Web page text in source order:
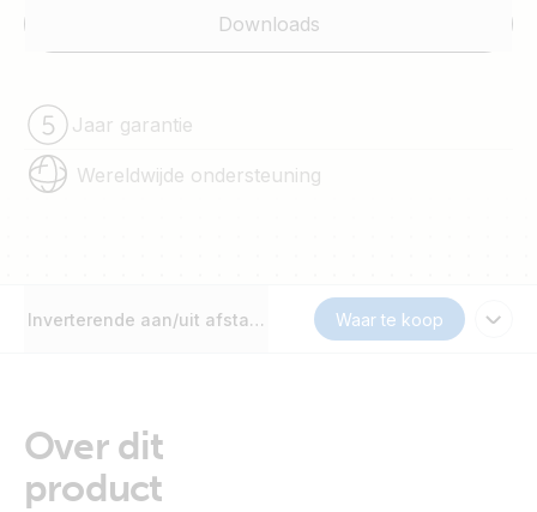
Downloads
Jaar garantie
Wereldwijde ondersteuning
Inverterende aan/uit afstandsbedieningskabel
Waar te koop
Over dit
product